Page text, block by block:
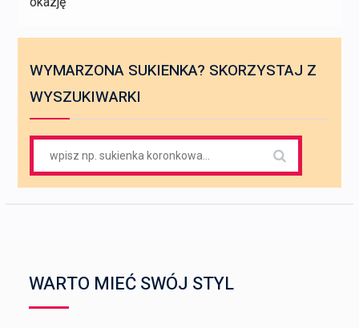
WYMARZONA SUKIENKA? SKORZYSTAJ Z
WYSZUKIWARKI
for:
WARTO MIEĆ SWÓJ STYL